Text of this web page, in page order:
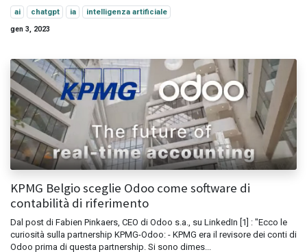
ai chatgpt ia
intelligenza artificiale
gen 3, 2023
KPMG Belgio sceglie Odoo come software di
contabilità di riferimento
Dal post di Fabien Pinkaers, CEO di Odoo s.a., su LinkedIn [1] : "Ecco le
curiosità sulla partnership KPMG-Odoo: - KPMG era il revisore dei conti di
Odoo prima di questa partnership. Si sono dimes...